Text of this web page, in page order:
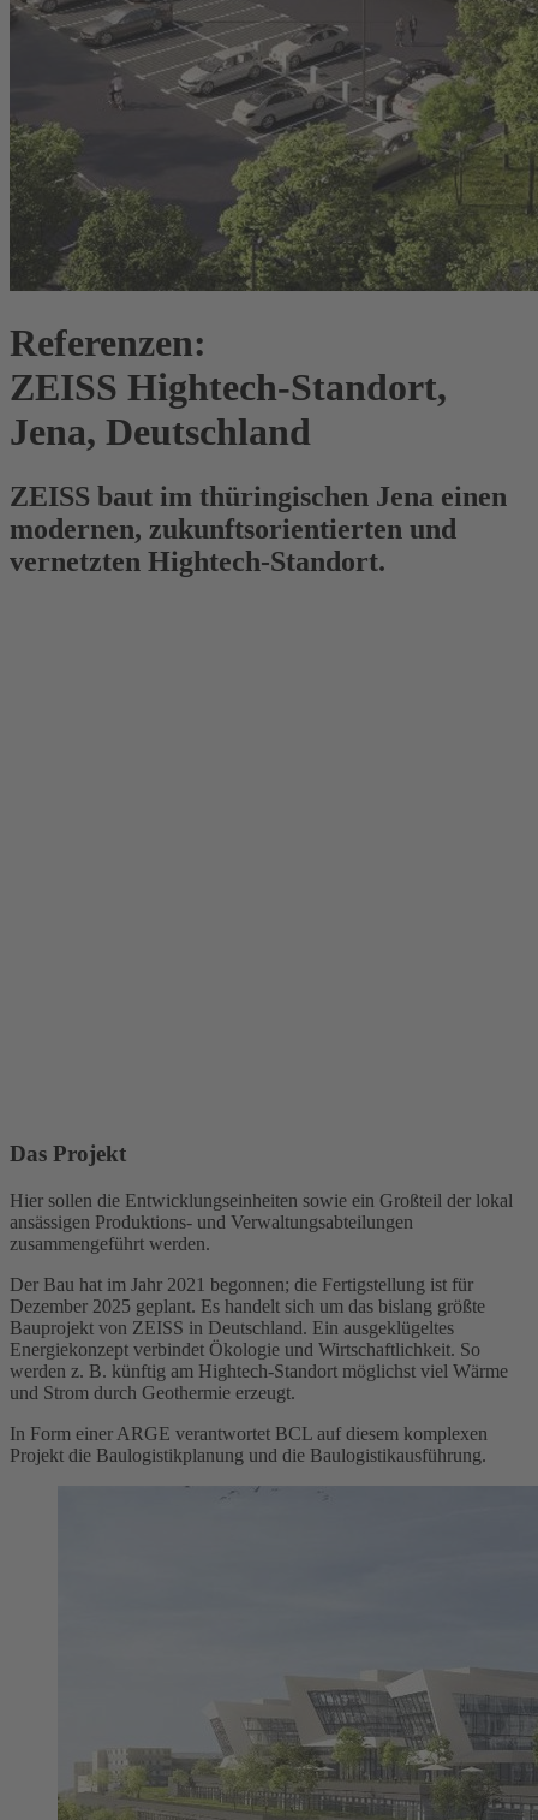
Referenzen:
ZEISS Hightech-Standort,
Jena, Deutschland
ZEISS baut im thüringischen Jena einen
modernen, zukunftsorientierten und
vernetzten Hightech-Standort.
Das Projekt
Hier sollen die Entwicklungseinheiten sowie ein Großteil der lokal
ansässigen Produktions- und Verwaltungsabteilungen
zusammengeführt werden.
Der Bau hat im Jahr 2021 begonnen; die Fertigstellung ist für
Dezember 2025 geplant. Es handelt sich um das bislang größte
Bauprojekt von ZEISS in Deutschland. Ein ausgeklügeltes
Energiekonzept verbindet Ökologie und Wirtschaftlichkeit. So
werden z. B. künftig am Hightech-Standort möglichst viel Wärme
und Strom durch Geothermie erzeugt.
In Form einer ARGE verantwortet BCL auf diesem komplexen
Projekt die Baulogistikplanung und die Baulogistikausführung.